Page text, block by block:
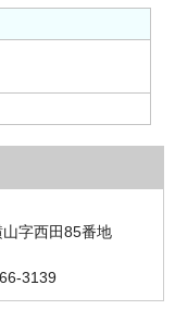
字西田85番地
3139